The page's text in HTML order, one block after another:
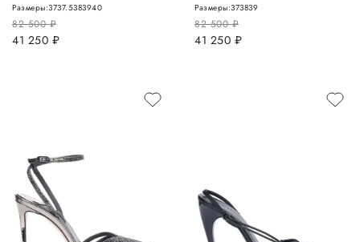
82 500руб.
41 250 руб.
Размеры:3737.5383940
82 500руб.
41 250 руб.
Размеры:373839